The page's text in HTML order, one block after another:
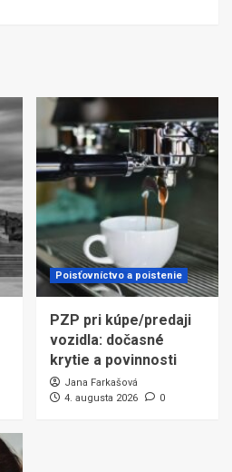
Poisťovníctvo a poistenie
PZP pri kúpe/predaji
vozidla: dočasné
krytie a povinnosti
Jana Farkašová
4. augusta 2026
0